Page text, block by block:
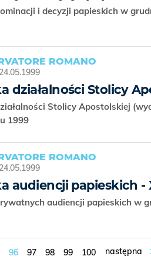
i decyzji papieskich w
ROMANO
24.05.1999
działalności Stolicy
Stolicy Apostolskiej
1999
ROMANO
24.05.1999
audiencji papieskich -
audiencji papieskich w
96 97 98 99 100